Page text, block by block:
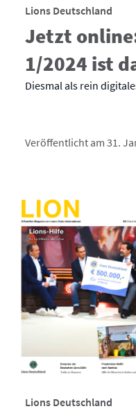
Lions Deutschland
Jetzt
1/2024 ist
Diesmal als rein
Veröffentlicht am 31.
Lions Deutschland